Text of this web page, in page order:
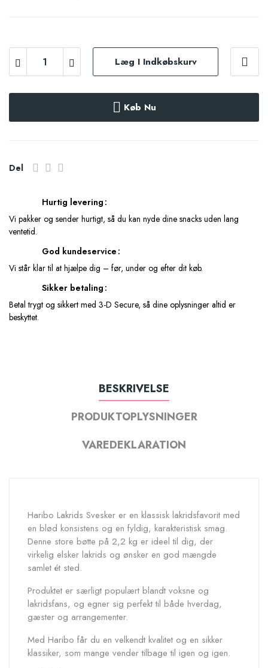
Læg I Indkøbskurv
Køb Nu
Del
Hurtig levering
Vi pakker og sender hurtigt, så du kan nyde dine snacks uden lang
ventetid.
God kundeservice
Vi står klar til at hjælpe dig – før, under og efter dit køb.
Sikker betaling
Betal trygt og sikkert med 3-D Secure, så dine oplysninger altid er
beskyttet.
BESKRIVELSE
PRODUKTOPLYSNINGER
VAREDEKLARATION
Haribo Lakrids Svesker er en klassisk lakridsfavorit med
en blød konsistens og en fyldig, karakteristisk smag.
Denne store bøtte på 2,2 kg er ideel til dig, der
virkelig elsker lakrids og ønsker en god mængde
samlet ét sted.
Produktet er særligt populært blandt voksne og
lakridsfans, og egner sig perfekt til både hverdag,
gæster og arrangementer.
Med Haribo får du en velkendt kvalitet og en sikker
klassiker, som mange vender tilbage til igen og igen.